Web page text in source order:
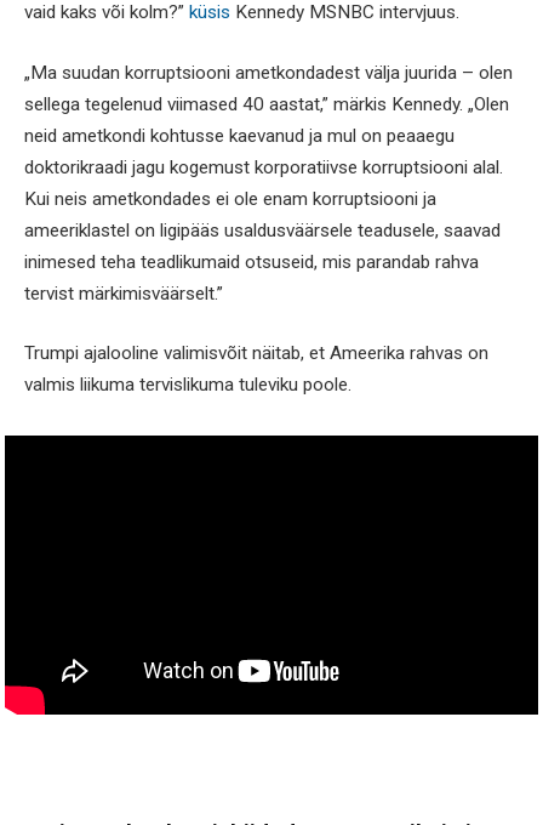
vaid kaks või kolm?” küsis Kennedy MSNBC intervjuus.
„Ma suudan korruptsiooni ametkondadest välja juurida – olen
sellega tegelenud viimased 40 aastat,” märkis Kennedy. „Olen
neid ametkondi kohtusse kaevanud ja mul on peaaegu
doktorikraadi jagu kogemust korporatiivse korruptsiooni alal.
Kui neis ametkondades ei ole enam korruptsiooni ja
ameeriklastel on ligipääs usaldusväärsele teadusele, saavad
inimesed teha teadlikumaid otsuseid, mis parandab rahva
tervist märkimisväärselt.”
Trumpi ajalooline valimisvõit näitab, et Ameerika rahvas on
valmis liikuma tervislikuma tuleviku poole.